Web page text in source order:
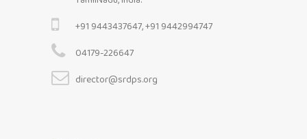
+91 9443437647, +91 9442994747
04179-226647
director@srdps.org